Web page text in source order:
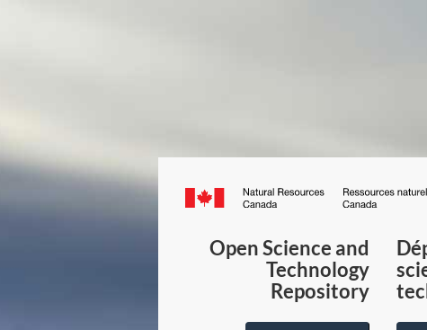
Canada.ca
Open Science and
Technology
Repository